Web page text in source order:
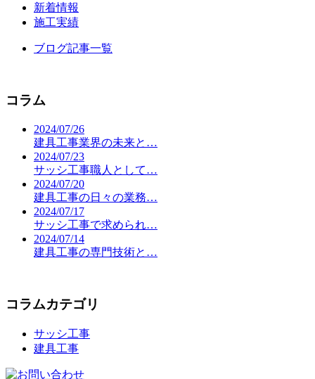
新着情報
施工実績
ブログ記事一覧
コラム
2024/07/26
建具工事業界の未来と…
2024/07/23
サッシ工事職人として…
2024/07/20
建具工事の日々の業務…
2024/07/17
サッシ工事で求められ…
2024/07/14
建具工事の専門技術と…
コラムカテゴリ
サッシ工事
建具工事